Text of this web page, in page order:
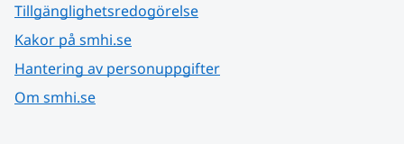
Tillgänglighetsredogörelse
Kakor på smhi.se
Hantering av personuppgifter
Om smhi.se